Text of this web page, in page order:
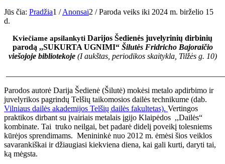
Jūs čia: Pradžia1 / Anonsai2 / Paroda veiks iki 2024 m. birželio 15
d.
Kviečiame apsilankyti Darijos Šedienės juvelyrinių dirbinių
parodą ,,SUKURTA UGNIMI“ Šilutės Fridricho Bajoraičio
viešojoje bibliotekoje (I aukštas, periodikos skaitykla, Tilžės g. 10)
Parodos autorė Darija Šedienė (Šilutė) mokėsi metalo apdirbimo ir
juvelyrikos pagrindų Telšių taikomosios dailės technikume (dab.
Vilniaus dailės akademijos Telšių dailės fakultetas). Vertingos
praktikos dirbant su įvairiais metalais įgijo Klaipėdos ,,Dailės“
kombinate. Tai truko neilgai, bet padarė didelį poveikį tolesniems
kūrėjos sprendimams. Menininkė nuo 2012 m. ėmėsi šios veiklos
savarankiškai ir džiaugiasi kiekviena diena, kai gali kurti, daryti tai,
ką mėgsta.